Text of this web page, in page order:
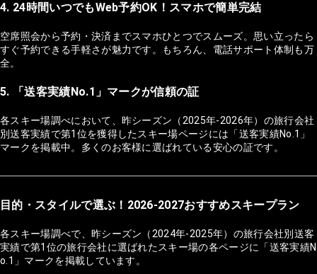
4. 24時間いつでもWeb予約OK！スマホで簡単完結
空席照会から予約・決済までスマホひとつでスムーズ。思い立ったら
すぐ予約できる手軽さが魅力です。もちろん、電話サポート体制も万
全。
5. 「送客実績No.1」マークが信頼の証
各スキー場調べにおいて、昨シーズン（2025年-2026年）の旅行会社
別送客実績で第1位を獲得したスキー場ページには「送客実績No.1」
マークを掲載中。多くのお客様に選ばれている安心の証です。
目的・スタイルで選ぶ！2026-2027おすすめスキープラン
各スキー場調べで、昨シーズン（2024年-2025年）の旅行会社別送客
実績で第1位の旅行会社に選ばれたスキー場の各ページに「送客実績N
o.1」マークを掲載しています。